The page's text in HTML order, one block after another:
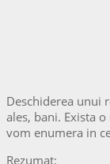
Deschiderea unui
ales, bani. Exista
vom enumera in
Rezumat: